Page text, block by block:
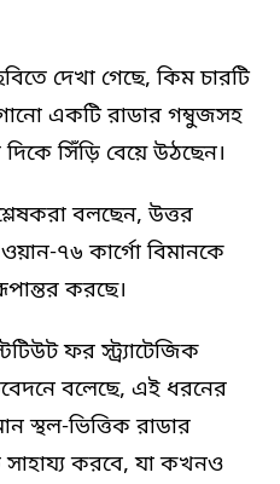
দেখা গেছে, কিম চারটি
একটি রাডার গম্বুজসহ
সিঁড়ি বেয়ে উঠছেন।
বলছেন, উত্তর
৭৬ কার্গো বিমানকে
করছে।
ফর স্ট্র্যাটেজিক
বলেছে, এই ধরনের
স্থল-ভিত্তিক রাডার
করবে, যা কখনও